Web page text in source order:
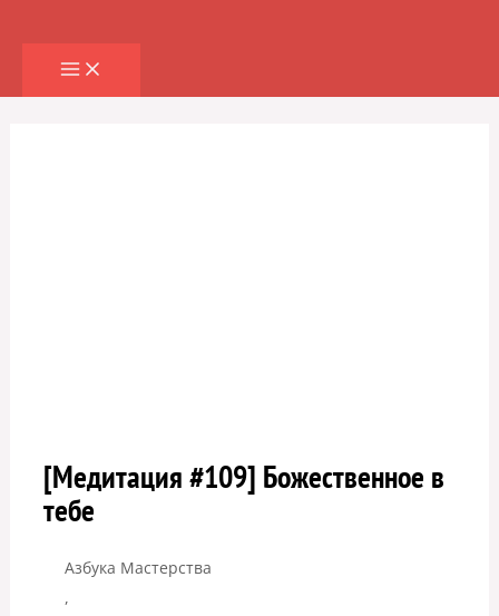
содержимому
[Медитация #109] Божественное в
тебе
Азбука Мастерства
,